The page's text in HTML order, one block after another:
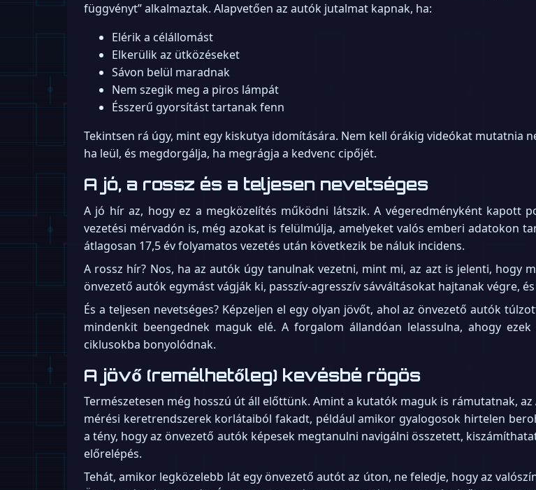
függvényt” alkalmaztak. Alapvetően az autók jutalmat kapnak, ha:
Elérik a célállomást
Elkerülik az ütközéseket
Sávon belül maradnak
Nem szegik meg a piros lámpát
Ésszerű gyorsítást tartanak fenn
Tekintsen rá úgy, mint egy kiskutya idomítására. Nem kell órákig videókat mutatnia
ha leül, és megdorgálja, ha megrágja a kedvenc cipőjét.
A jó, a rossz és a teljesen nevetséges
A jó hír az, hogy ez a megközelítés működni látszik. A végeredményként kapott
vezetési mérvadón is, még azokat is felülmúlja, amelyeket valós emberi adatokon
átlagosan 17,5 év folyamatos vezetés után következik be náluk incidens.
A rossz hír? Nos, ha az autók úgy tanulnak vezetni, mint mi, az azt is jelenti, hogy
önvezető autók egymást vágják ki, passzív-agresszív sávváltásokat hajtanak végre,
És a teljesen nevetséges? Képzeljen el egy olyan jövőt, ahol az önvezető autók
mindenkit beengednek maguk elé. A forgalom állandóan lelassulna, ahogy
ciklusokba bonyolódnak.
A jövő (remélhetőleg) kevésbé rögös
Természetesen még hosszú út áll előttünk. Amint a kutatók maguk is rámutatnak,
mérési keretrendszerek korlátaiból fakadt, például amikor gyalogosok hirtelen
a tény, hogy az önvezető autók képesek megtanulni navigálni összetett,
előrelépés.
Tehát, amikor legközelebb lát egy önvezető autót az úton, ne feledje, hogy az